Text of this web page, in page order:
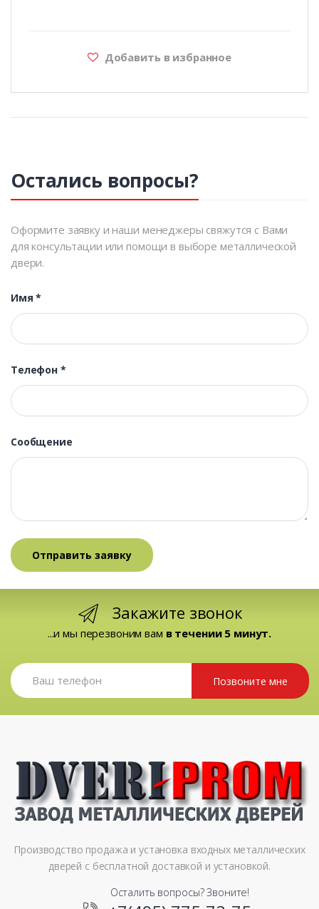
Добавить в избранное
Остались вопросы?
Оформите заявку и наши менеджеры свяжутся с Вами
для консультации или помощи в выборе металлической
двери.
Имя*
Телефон *
Сообщение
Закажите звонок
...и мы перезвоним вам в течении 5 минут.
Позвоните мне
Производство продажа и установка входных металлических
дверей с бесплатной доставкой и установкой.
Осталить вопросы? Звоните!